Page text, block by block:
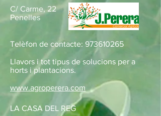
C/ Carme, 22
Penelles
Telèfon de contacte: 973610265
Llavors i tot tipus de solucions per a
horts i plantacions.
www.agroperera.com
LA CASA DEL REG